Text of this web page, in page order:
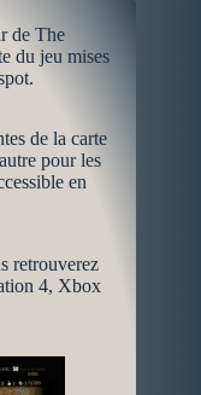
de The
du jeu mises
de la carte
pour les
en
retrouverez
4, Xbox